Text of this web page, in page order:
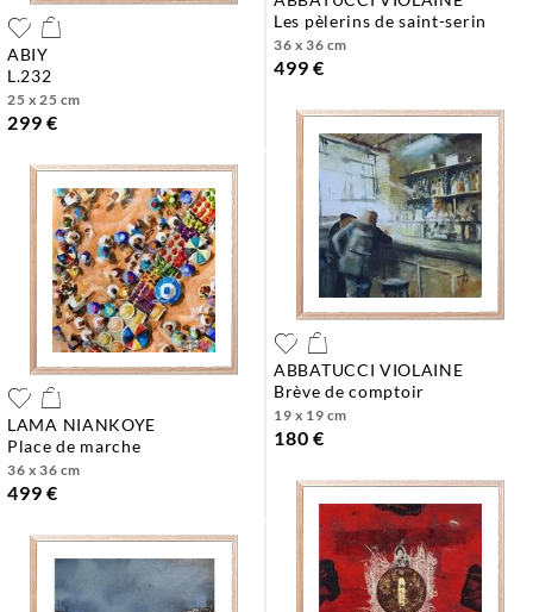
ABIY
l.232
25 x 25 cm
299 €
les pèlerins de saint-serin
36 x 36 cm
499 €
LAMA NIANKOYE
place de marche
36 x 36 cm
499 €
ABBATUCCI VIOLAINE
brève de comptoir
19 x 19 cm
180 €